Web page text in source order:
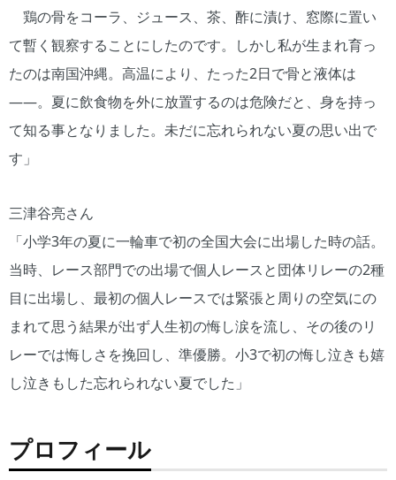
鶏の骨をコーラ、ジュース、茶、酢に漬け、窓際に置い
て暫く観察することにしたのです。しかし私が生まれ育っ
たのは南国沖縄。高温により、たった2日で骨と液体は
――。夏に飲食物を外に放置するのは危険だと、身を持っ
て知る事となりました。未だに忘れられない夏の思い出で
す」
三津谷亮さん
「小学3年の夏に一輪車で初の全国大会に出場した時の話。
当時、レース部門での出場で個人レースと団体リレーの2種
目に出場し、最初の個人レースでは緊張と周りの空気にの
まれて思う結果が出ず人生初の悔し涙を流し、その後のリ
レーでは悔しさを挽回し、準優勝。小3で初の悔し泣きも嬉
し泣きもした忘れられない夏でした」
プロフィール